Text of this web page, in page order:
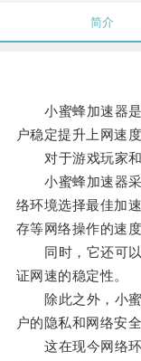
简介
小蜜蜂加速器是
户稳定提升上网速
对于游戏玩家和
小蜜蜂加速器采
络环境选择最佳加
存等网络操作的速度
同时，它还可以
证网速的稳定性。
除此之外，小蜜
户的隐私和网络安全
这在现今网络环